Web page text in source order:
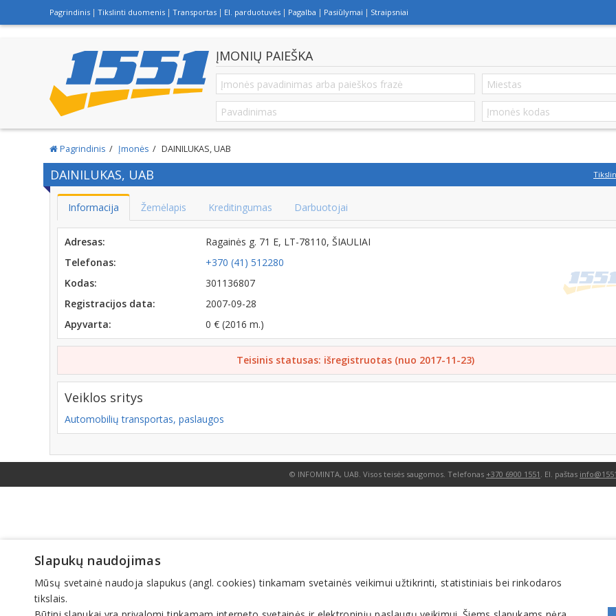
Pagrindinis Tikslinti duomenis Transportas El. parduotuvės Pagalba Pasiūlymai Straipsniai
ĮMONIŲ PAIEŠKA
Pagrindinis Įmonės DAINILUKAS, UAB
DAINILUKAS, UAB
Informacija Žemėlapis Kreditingumas Darbuotojai
Adresas:
Ragainės g. 71 E, LT-78110, ŠIAULIAI
Telefonas:
+370 (41) 512280
Kodas:
301136807
Registracijos data:
2007-09-28
Apyvarta:
0 € (2016 m.)
Teisinis statusas: išregistruotas (nuo 2017-11-23)
Veiklos sritys
Automobilių transportas, paslaugos
© INFOMINTA, UAB. Visos teisės saugomos. Telefonas +370 6900 1551 . El. paštas
Slapukų naudojimas
Mūsų svetainė naudoja slapukus (angl. cookies) tinkamam svetainės veikimui užtikrinti, statistiniais bei rinkodaros
tikslais.